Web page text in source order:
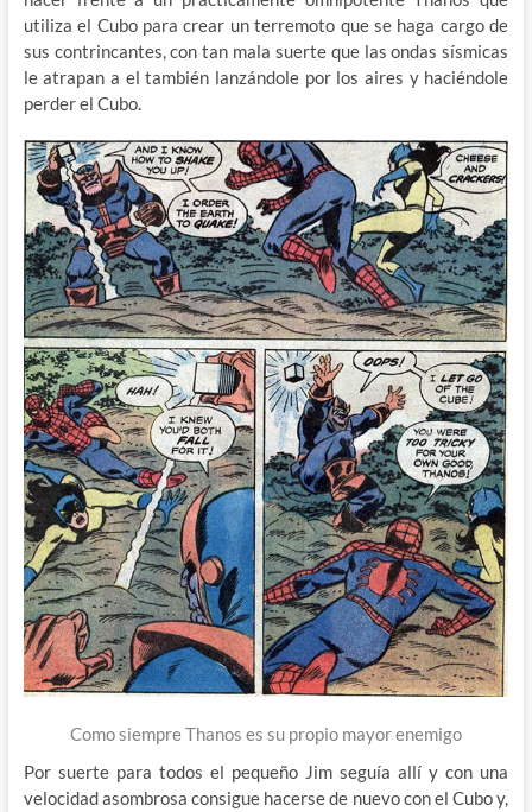
utiliza el Cubo para crear un terremoto que se haga cargo de
sus contrincantes, con tan mala suerte que las ondas sísmicas
le atrapan a el también lanzándole por los aires y haciéndole
perder el Cubo.
Como siempre Thanos es su propio mayor enemigo
Por suerte para todos el pequeño Jim seguía allí y con una
velocidad asombrosa consigue hacerse de nuevo con el Cubo y,